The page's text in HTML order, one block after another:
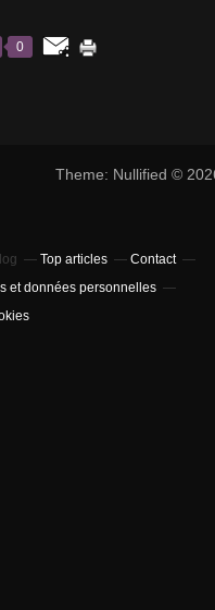
0
Theme: Nullified ©
Top articles
Contact
et données personnelles